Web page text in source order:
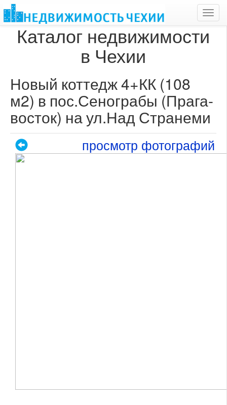
Каталог недвижимости
в Чехии
Новый коттедж 4+КК (108
м2) в пос.Сенограбы (Прага-
восток) на ул.Над Странеми
просмотр фотографий